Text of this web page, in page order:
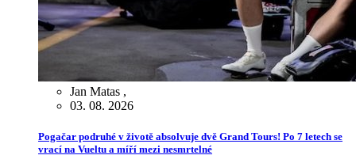
Jan Matas ,
03. 08. 2026
Pogačar podruhé v životě absolvuje dvě Grand Tours! Po 7 letech se
vrací na Vueltu a míří mezi nesmrtelné